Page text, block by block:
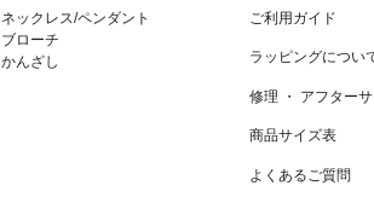
ネックレス/ペンダント
ブローチ
かんざし
ご利用ガイド
ラッピングについ
修理 ・ アフター
商品サイズ表
よくあるご質問